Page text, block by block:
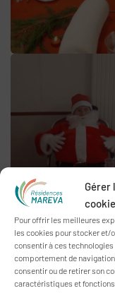
Gérer
Pour offrir les meilleures
les cookies pour stocker et/
consentir à ces
comportement de
consentir ou de retirer son
caractéristiques et fonctions.